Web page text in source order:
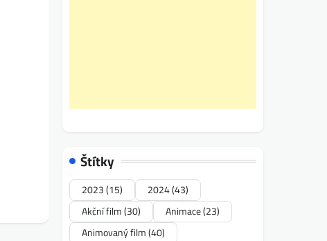
Štítky
2023(15) 2024(43)
Akční film(30) Animace(23)
Animovaný film(40)